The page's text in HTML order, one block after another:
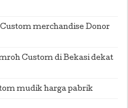
merchandise Donor
Custom di Bekasi dekat
mudik harga pabrik